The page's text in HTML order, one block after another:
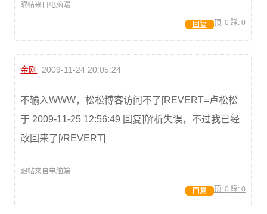
跟帖来自电脑端
顶: 0 踩: 0
回复
金刚 2009-11-24 20:05:24
不输入WWW，松松博客访问不了[REVERT=卢松松
于 2009-11-25 12:56:49 回复]解析失误，不过我已经
改回来了[/REVERT]
跟帖来自电脑端
顶: 0 踩: 0
回复